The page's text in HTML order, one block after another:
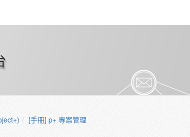
[手冊] p+ 專案管理